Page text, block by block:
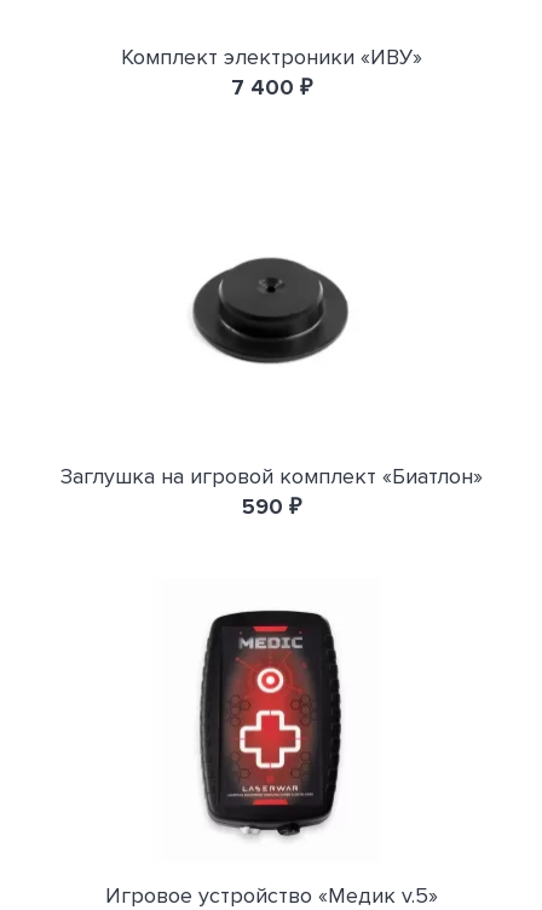
Комплект электроники «ИВУ»
7 400 ₽
Заглушка на игровой комплект «Биатлон»
590 ₽
Игровое устройство «Медик v.5»